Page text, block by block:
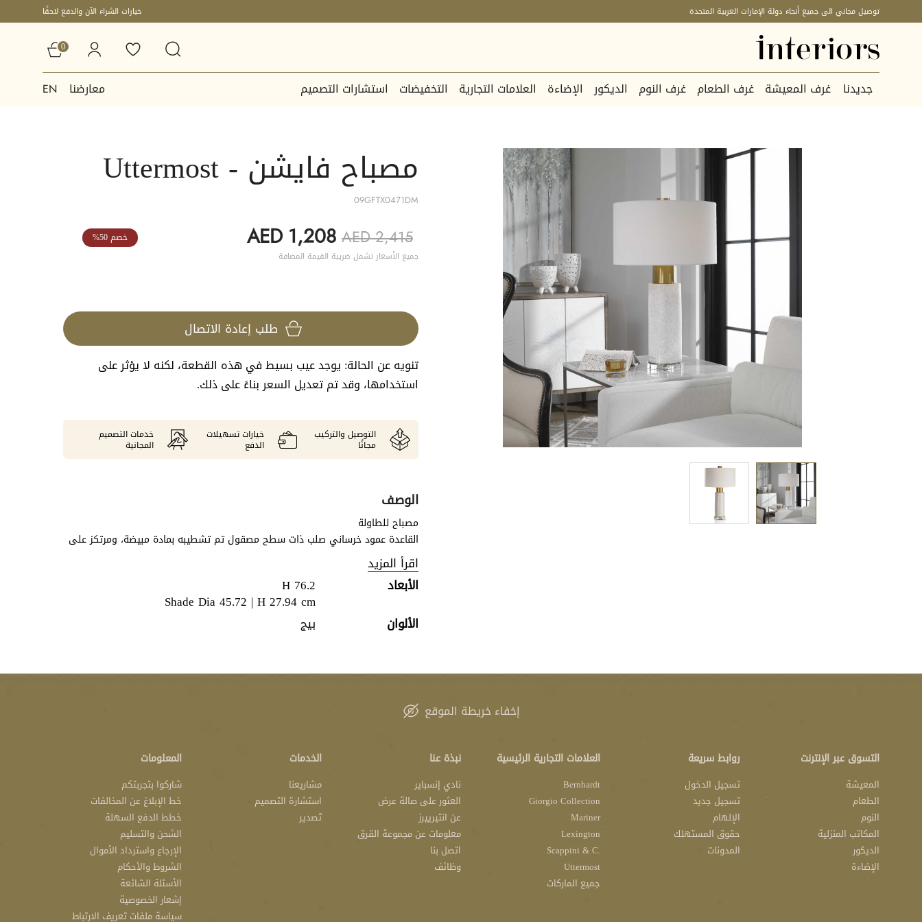
توصيل مجاني الى جميع أنحاء دولة الإمارات العربية المتحدة خيارات الشراء الآن والدفع لاحقًا
0
جديدنا غرف المعيشة غرف الطعام غرف النوم الديكور الإضاءة العلامات التجارية التخفيضات استشارات التصميم معارضنا EN
مصباح فايشن - Uttermost
09GFTX0471DM
AED 1,208 AED 2,415
جميع الأسعار تشمل ضريبة القيمة المضافة
خصم 50%
طلب إعادة الاتصال
تنويه عن الحالة: يوجد عيب بسيط في هذه القطعة، لكنه لا يؤثر على
استخدامها، وقد تم تعديل السعر بناءً على ذلك.
التوصيل والتركيب
مجانًا
خيارات تسهيلات
الدفع
خدمات التصميم
المجانية
الوصف
مصباح للطاولة
القاعدة عمود خرساني صلب ذات سطح مصقول تم تشطيبه بمادة مبيضة، ومرتكز على
قاعدة كريستالية سميكة، ذات تفاصيل مطلية بالنحاس المصقول. الغطاء المقوى
المستدير مكسو بقماش من الكتان الأبيض.
اقرأ المزيد
الأبعاد
H 76.2
Shade Dia 45.72 | H 27.94 cm
الألوان
بيج
إخفاء خريطة الموقع
التسوق عبر الإنترنت
المعيشة
الطعام
النوم
المكاتب المنزلية
الديكور
الإضاءة
روابط سريعة
تسجيل الدخول
تسجيل جديد
الإلهام
حقوق المستهلك
المدونات
العلامات التجارية الرئيسية
Bernhardt
Giorgio Collection
Mariner
Lexington
.Scappini & C
Uttermost
جميع الماركات
نبذة عنا
نادي إنسباير
العثور على صالة عرض
عن انتيرييرز
معلومات عن مجموعة القرق
اتصل بنا
وظائف
الخدمات
مشاريعنا
استشارة التصميم
تَصدير
المعلومات
شاركوا بتجربتكم
خط الإبلاغ عن المخالفات
خطط الدفع السهلة
الشحن والتسليم
الإرجاع واسترداد الأموال
الشروط والأحكام
الأسئلة الشائعة
إشعار الخصوصية
سياسة ملفات تعريف الارتباط